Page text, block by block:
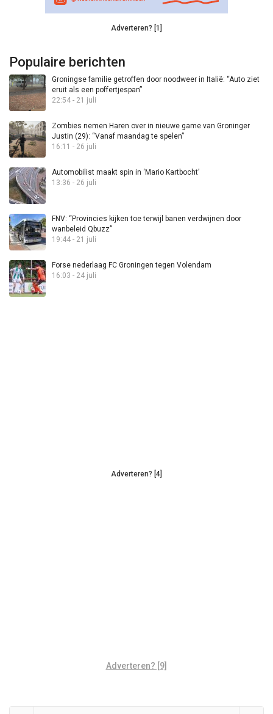
Adverteren? [1]
Populaire berichten
Groningse familie getroffen door noodweer in Italië: “Auto ziet
eruit als een poffertjespan”
22:54 - 21 juli
Zombies nemen Haren over in nieuwe game van Groninger
Justin (29): “Vanaf maandag te spelen”
16:11 - 26 juli
Automobilist maakt spin in ‘Mario Kartbocht’
13:36 - 26 juli
FNV: “Provincies kijken toe terwijl banen verdwijnen door
wanbeleid Qbuzz”
19:44 - 21 juli
Forse nederlaag FC Groningen tegen Volendam
16:03 - 24 juli
Adverteren? [4]
Adverteren? [9]